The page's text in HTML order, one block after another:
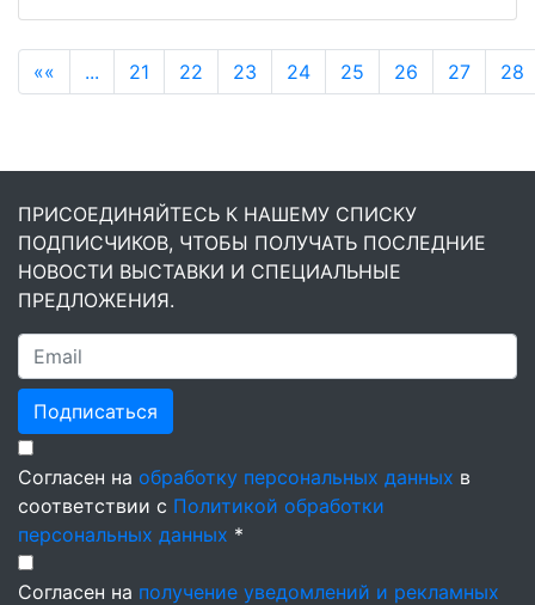
«« ... 21 22 23 24 25 26 27 28
ПРИСОЕДИНЯЙТЕСЬ К НАШЕМУ СПИСКУ
ПОДПИСЧИКОВ, ЧТОБЫ ПОЛУЧАТЬ ПОСЛЕДНИЕ
НОВОСТИ ВЫСТАВКИ И СПЕЦИАЛЬНЫЕ
ПРЕДЛОЖЕНИЯ.
Подписаться
Согласен на обработку персональных данных в
соответствии с Политикой обработки
персональных данных *
Согласен на получение уведомлений и рекламных